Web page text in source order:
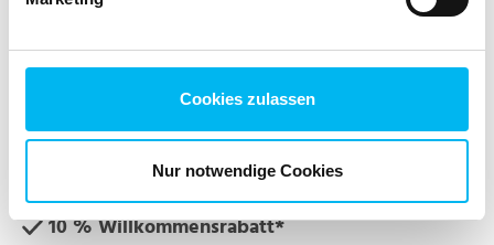
Cookies zulassen
Nur notwendige Cookies
NEWSLETTER
Jetzt für den sodasan Newsletter anmelden und
keine Neuigkeiten und Aktionen mehr verpassen!
Nützliche Tipps & Hintergründe
10 % Willkommensrabatt*